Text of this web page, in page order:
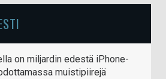
on miljardin edestä iPhone-
muistipiirejä